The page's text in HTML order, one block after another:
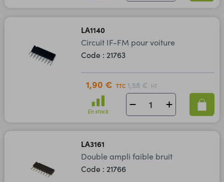
LA1140
Circuit IF-FM pour voiture
Code : 21763
1,90 € TTC 1,58 € HT
En stock
LA3161
Double ampli faible bruit
Code : 21766